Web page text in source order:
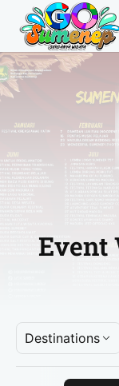
GO
Sumenep
-
Wisata
Event
Destinations